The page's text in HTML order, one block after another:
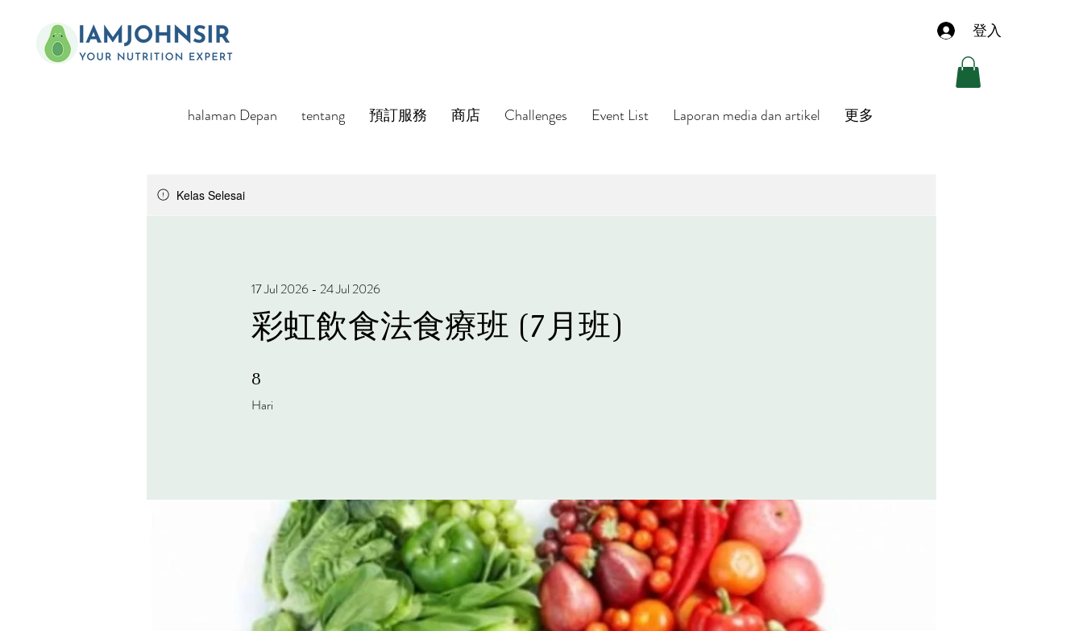
登入
halaman Depan tentang 預訂服務 商店 Challenges Event List Laporan media dan artikel 更多
Kelas Selesai
彩虹飲食法食療班 (7月班)
17 Jul 2026 - 24 Jul 2026
8
Hari
8 Hari